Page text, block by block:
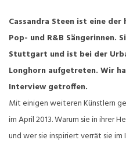
Cassandra Steen ist eine
Pop- und R&B Sängerinnen.
Stuttgart und ist bei der
Longhorn aufgetreten. Wir
Interview getroffen.
Mit einigen weiteren Künstlern
im April 2013. Warum sie in ihrer
und wer sie inspiriert verrät sie im